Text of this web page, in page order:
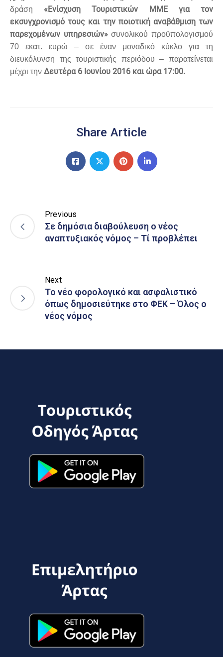
δράση «Ενίσχυση Τουριστικών ΜΜΕ για τον
εκσυγχρονισμό τους και την ποιοτική αναβάθμιση των
παρεχομένων υπηρεσιών»συνολικού προϋπολογισμού
70 εκατ. ευρώ – σε έναν μοναδικό κύκλο για τη
διευκόλυνση της τουριστικής περιόδου – παρατείνεται
μέχρι την Δευτέρα 6 Ιουνίου 2016 και ώρα 17:00.
Share Article
Previous
Σε δημόσια διαβούλευση ο νέος
αναπτυξιακός νόμος – Τί προβλέπει
Next
Το νέο φορολογικό και ασφαλιστικό
όπως δημοσιεύτηκε στο ΦΕΚ – Όλος ο
νέος νόμος